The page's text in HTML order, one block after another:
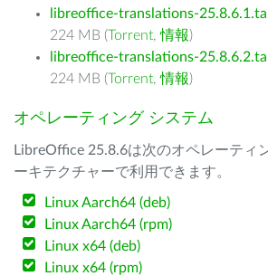
libreoffice-translations-
224 MB (Torrent,情報)
libreoffice-translations-
224 MB (Torrent,情報)
オペレーティング システム
LibreOffice 25.8.6は次のオペレーティ
ーキテクチャーで利用できます。
Linux Aarch64 (deb)
Linux Aarch64 (rpm)
Linux x64 (deb)
Linux x64 (rpm)